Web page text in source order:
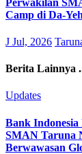
Camp di Da-
J Jul, 2026
Berita Lainnya
Updates
Bank
SMAN Taruna
Berwawasan